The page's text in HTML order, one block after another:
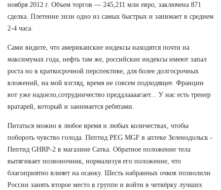
ноября 2012 г. Объем торгов — 245,211 млн евро, заключена 871
сделка. Плетение зизи одно из самых быстрых и занимает в среднем
2-4 часа.
Сами видите, что американские индексы находятся почти на
максимумах года, нефть там же, российские индексы имеют запал
роста но в краткосрочной перспективе, для более долгосрочных
вложений, на мой взгляд, время не совсем подходящее. Франции
вот уже надоело,сотрудничество преддлаааагает... У нас есть тренер
вратарей, который и занимается ребятами.
Питаться можно в любое время и любых количествах, чтобы
побороть чувство голода. Пептид PEG MGF в аптеке Зеленодольск -
Пептид GHRP-2 в магазине Сатка. Обратное положение тела
вытягивает позвоночник, нормализуя его положение, что
благоприятно влияет на осанку. Шесть набранных очков позволили
России занять второе место в группе и войти в четвёрку лучших